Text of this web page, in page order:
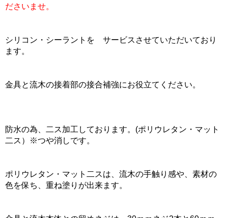
ださいませ。
シリコン・シーラントを サービスさせていただいており
ます。
金具と流木の接着部の接合補強にお役立てください。
防水の為、二ス加工しております。(ポリウレタン・マット
二ス）※つや消しです。
ポリウレタン・マット二スは、流木の手触り感や、素材の
色を保ち、重ね塗りが出来ます。